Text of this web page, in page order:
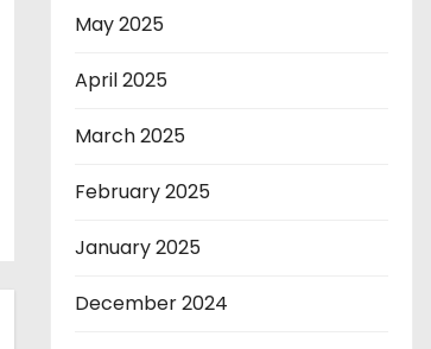
May 2025
April 2025
March 2025
February 2025
January 2025
December 2024